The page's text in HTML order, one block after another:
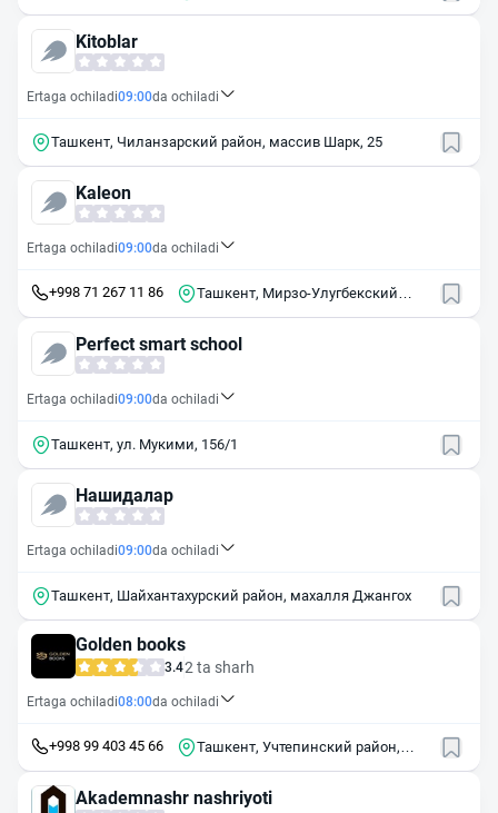
Kitoblar
Ertaga ochiladi09:00da ochiladi
Ташкент, Чиланзарский район, массив Шарк, 25
Kaleon
Ertaga ochiladi09:00da ochiladi
+998 71 267 11 86
Ташкент, Мирзо-Улугбекский
Perfect smart school
Ertaga ochiladi09:00da ochiladi
Ташкент, ул. Мукими, 156/1
Нашидалар
Ertaga ochiladi09:00da ochiladi
Ташкент, Шайхантахурский район, махалля Джангох
Golden books
3.42 ta sharh
Ertaga ochiladi08:00da ochiladi
+998 99 403 45 66
Ташкент, Учтепинский район,
Akademnashr nashriyoti